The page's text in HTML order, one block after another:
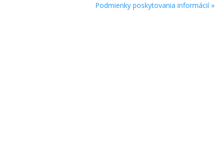
Podmienky poskytovania informácií »